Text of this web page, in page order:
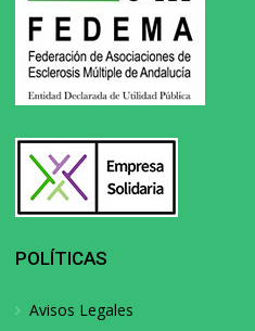
POLÍTICAS
Avisos Legales